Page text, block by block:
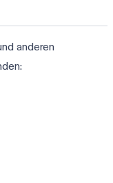
anderen